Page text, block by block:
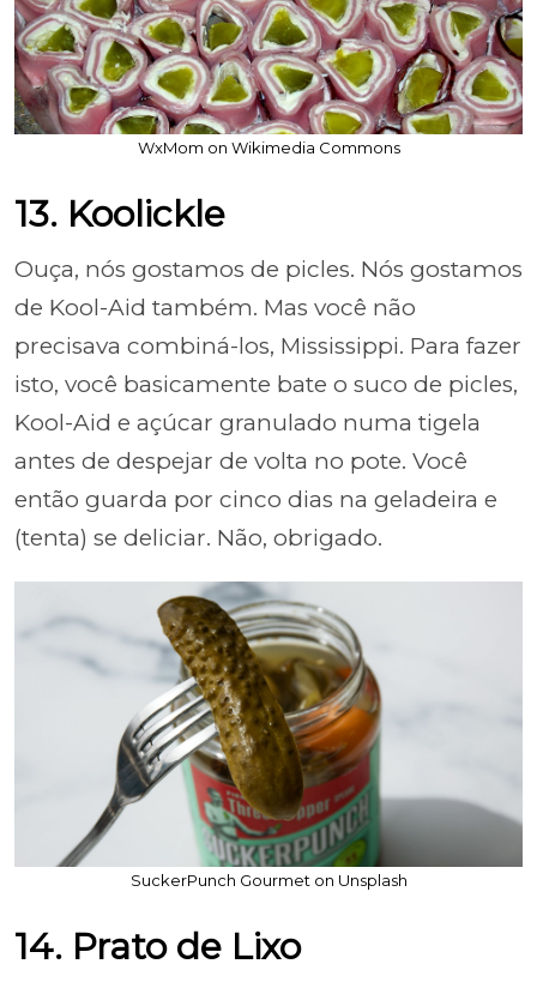
WxMom on Wikimedia Commons
13. Koolickle
Ouça, nós gostamos de picles. Nós gostamos
de Kool-Aid também. Mas você não
precisava combiná-los, Mississippi. Para fazer
isto, você basicamente bate o suco de picles,
Kool-Aid e açúcar granulado numa tigela
antes de despejar de volta no pote. Você
então guarda por cinco dias na geladeira e
(tenta) se deliciar. Não, obrigado.
SuckerPunch Gourmet on Unsplash
14. Prato de Lixo